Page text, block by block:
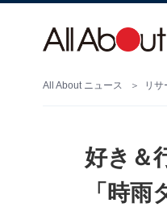
All About ニュース リサ
好き＆
「時